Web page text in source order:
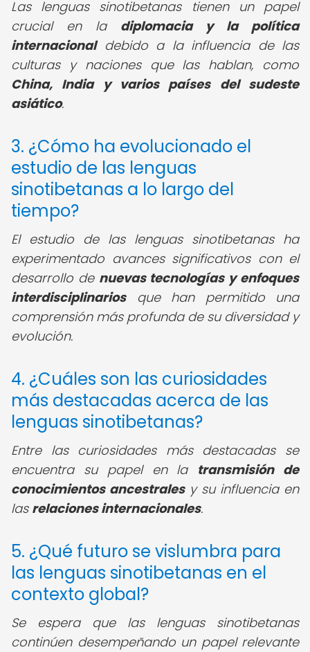
Las lenguas sinotibetanas tienen un papel
crucial en la diplomacia y la política
internacionaldebido a la influencia de las
culturas y naciones que las hablan, como
China, India y varios países del sudeste
asiático.
3. ¿Cómo ha evolucionado el
estudio de las lenguas
sinotibetanas a lo largo del
tiempo?
El estudio de las lenguas sinotibetanas ha
experimentado avances significativos con el
desarrollo de nuevas tecnologías y enfoques
interdisciplinariosque han permitido una
comprensión más profunda de su diversidad y
evolución.
4. ¿Cuáles son las curiosidades
más destacadas acerca de las
lenguas sinotibetanas?
Entre las curiosidades más destacadas se
encuentra su papel en la transmisión de
conocimientos ancestralesy su influencia en
las relaciones internacionales.
5. ¿Qué futuro se vislumbra para
las lenguas sinotibetanas en el
contexto global?
Se espera que las lenguas sinotibetanas
continúen desempeñando un papel relevante